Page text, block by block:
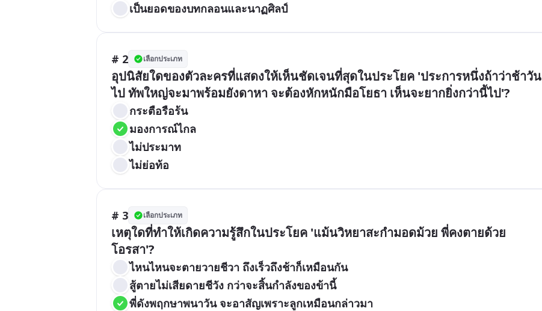
เป็นยอดของบทกลอนและนาฏศิลป์
# 2 เลือกประเภท
อุปนิสัยใดของตัวละครที่แสดงให้เห็นชัดเจนที่สุดในประโยค 'ประการหนึ่งถ้าว่าช้าวัน
ไป ทัพใหญ่จะมาพร้อมยังดาหา จะต้องหักหนักมือโยธา เห็นจะยากยิ่งกว่านี้ไป'?
กระตือรือร้น
มองการณ์ไกล
ไม่ประมาท
ไม่ย่อท้อ
# 3 เลือกประเภท
เหตุใดที่ทำให้เกิดความรู้สึกในประโยค 'แม้นวิหยาสะกํามอดม้วย พี่คงตายด้วย
โอรสา'?
ไหนไหนจะตายวายชีวา ถึงเร็วถึงช้าก็เหมือนกัน
สู้ตายไม่เสียดายชีวัง กว่าจะสิ้นกำลังของข้านี้
พี่ดังพฤกษาพนาวัน จะอาสัญเพราะลูกเหมือนกล่าวมา